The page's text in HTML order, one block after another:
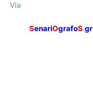
Via
SenariOgrafoS.gr